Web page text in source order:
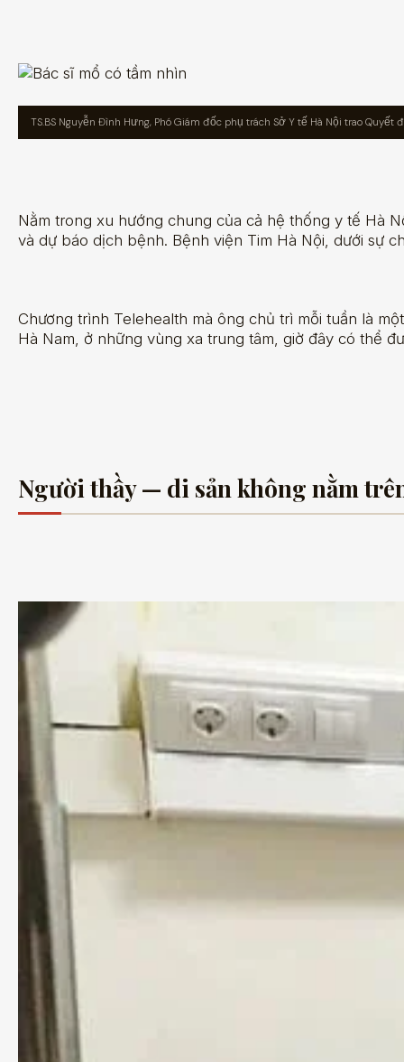
TS.BS Nguyễn Đình Hưng, Phó Giám đốc phụ trách Sở Y tế Hà Nội trao
Nằm trong xu hướng chung của cả hệ thống y tế Hà
và dự báo dịch bệnh. Bệnh viện Tim Hà Nội, dưới sự
Chương trình Telehealth mà ông chủ trì mỗi tuần là
Hà Nam, ở những vùng xa trung tâm, giờ đây có thể
Người thầy — di sản không nằm